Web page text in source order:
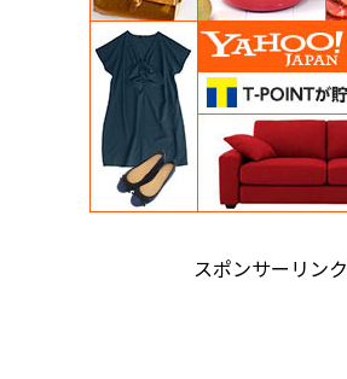
スポンサーリンク